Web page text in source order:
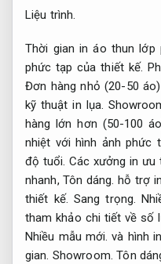
Liệu trình.
Thời gian in áo thun
phức tạp của thiết kế.
Đơn hàng nhỏ (20-50
kỹ thuật in lụa.
hàng lớn hơn (50-100
nhiệt với hình ảnh phức
độ tuổi. Các xưởng in ưu
nhanh,Tôn dáng. hỗ trợ
thiết kế. Sang trọng.
tham khảo chi tiết về số
Nhiều mẫu mới. và hình
gian. Showroom. Tôn